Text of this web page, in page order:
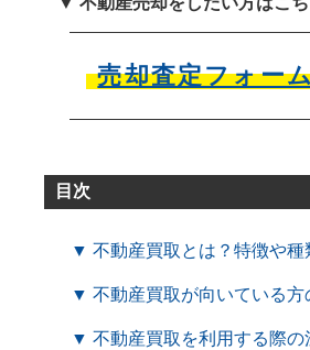
売却査定フォー
目次
▼ 不動産買取とは？特徴や種
▼ 不動産買取が向いている方
▼ 不動産買取を利用する際の